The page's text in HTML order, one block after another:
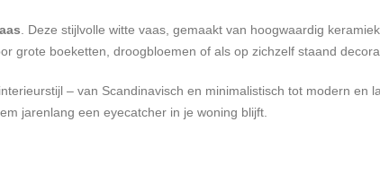
. Deze stijlvolle witte vaas, gemaakt van hoogwaardig
grote boeketten, droogbloemen of als op zichzelf staand
– van Scandinavisch en minimalistisch tot modern en
jarenlang een eyecatcher in je woning blijft.